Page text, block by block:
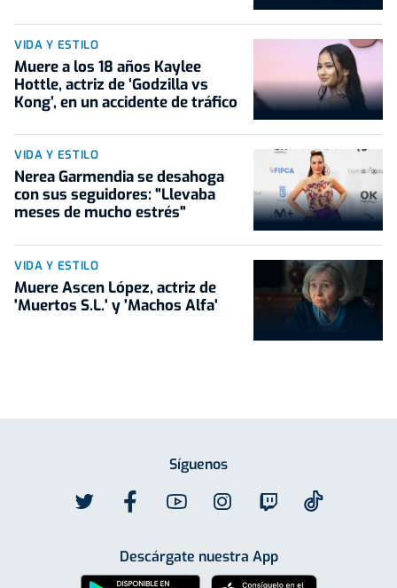
VIDA Y ESTILO
Muere a los 18 años Kaylee
Hottle, actriz de ‘Godzilla vs
Kong’, en un accidente de tráfico
VIDA Y ESTILO
Nerea Garmendia se desahoga
con sus seguidores: "Llevaba
meses de mucho estrés"
VIDA Y ESTILO
Muere Ascen López, actriz de
'Muertos S.L.' y 'Machos Alfa'
Síguenos
Descárgate nuestra App